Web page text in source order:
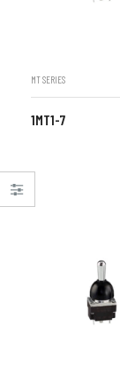
MT SERIES
1MT1-7